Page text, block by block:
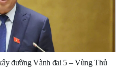
đường Vành đai 5 – Vùng Thủ